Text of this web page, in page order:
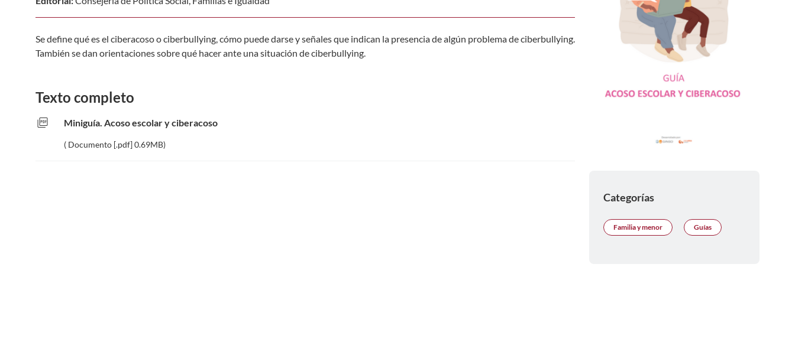
Se define qué es el ciberacoso o ciberbullying, cómo puede darse y señales que indican la presencia de algún problema de ciberbullying.
También se dan orientaciones sobre qué hacer ante una situación de ciberbullying.
Texto completo
picture_as_pdf Miniguía. Acoso escolar y ciberacoso
( Documento [.pdf] 0.69MB)
Categorías
Familia y menor Guías